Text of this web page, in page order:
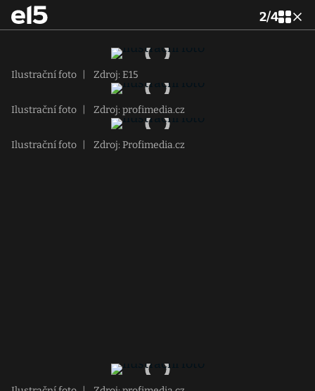
2/4
Ilustrační foto Zdroj: E15
Ilustrační foto Zdroj: profimedia.cz
Ilustrační foto Zdroj: Profimedia.cz